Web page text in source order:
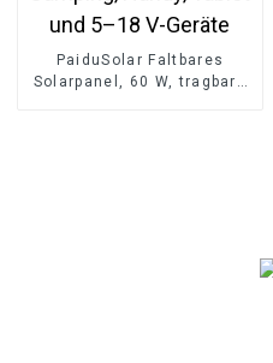
PaiduSolar Faltbares
Solarpanel, 60 W, tragbare